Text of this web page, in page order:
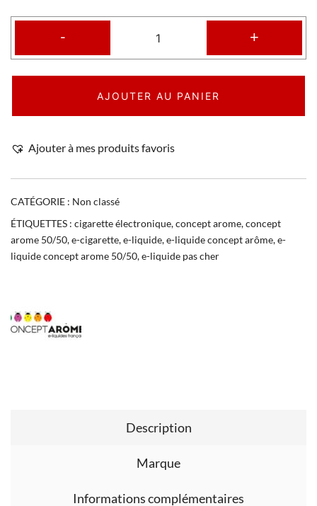
- +
AJOUTER AU PANIER
Ajouter à mes produits favoris
CATÉGORIE : Non classé
ÉTIQUETTES : cigarette électronique,concept arome,concept
arome 50/50,e-cigarette,e-liquide,e-liquide concept arôme,e-
liquide concept arome 50/50,e-liquide pas cher
Description
Marque
Informations complémentaires